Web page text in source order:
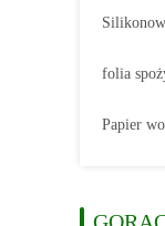
folia
Papier